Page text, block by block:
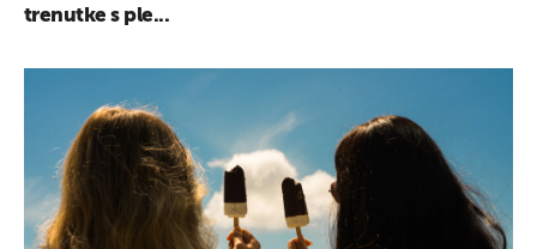
trenutke s ple...